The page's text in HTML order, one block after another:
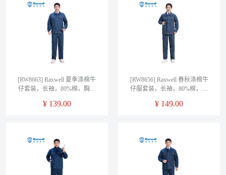
[RW8663] Raxwell 夏季涤棉牛
仔套装，长袖，80%棉，胸口
¥ 139.00
[RW8656] Raxwell 春秋涤棉牛
仔服套装，长袖，80%棉，胸
¥ 149.00